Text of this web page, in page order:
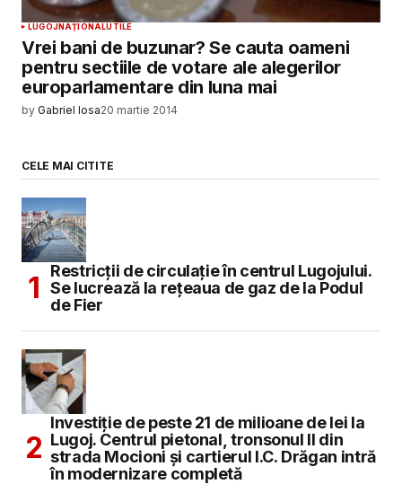
LUGOJNAȚIONALUTILE
Vrei bani de buzunar? Se cauta oameni
pentru sectiile de votare ale alegerilor
europarlamentare din luna mai
by Gabriel Iosa20 martie 2014
CELE MAI CITITE
Restricții de circulație în centrul Lugojului.
Se lucrează la rețeaua de gaz de la Podul
de Fier
Investiție de peste 21 de milioane de lei la
Lugoj. Centrul pietonal, tronsonul II din
strada Mocioni și cartierul I.C. Drăgan intră
în modernizare completă